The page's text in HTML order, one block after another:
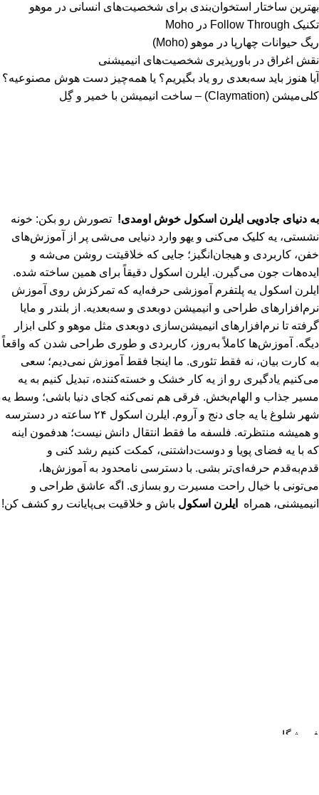
بهترین ساختار استخوان‌بندی برای شخصیت‌های انسانی در موهو
تکنیک Follow Through در Moho
ریگ حیوانات چهارپا در موهو (Moho)
نقش اغراق در باورپذیری شخصیت‌های انیمیشنی
آیا هنوز باید سه‌بعدی‌ رو یاد بگیریم؟ یا همه‌چیز دست هوش مصنوعیه؟
کلی‌میشن (Claymation) – ساخت انیمیشن با خمیر و گِل
به دنیای جادویی ایلرن اسکول خوش اومدی! تصورش رو بکن: خونه
نشستی، یه کلیک می‌کنی و یهو وارد دنیایی می‌شی پر از آموزش‌های
خفن، کاربردی و هیجان‌انگیز؛ جایی که خلاقیتت روشن می‌شه و
ایده‌هات جون می‌گیرن. ایلرن اسکول دقیقاً برای همین ساخته شده.
ایلرن اسکول یه پلتفرم آموزشی حرفه‌ایه که تمرکزش روی آموزش
نرم‌افزارهای طراحی و انیمیشن دو‌بعدی و سه‌بعدیه. از بلندر و مایا
گرفته تا نرم‌افزارهای انیمیشن‌سازی دوبعدی مثل موهو و کلی ابزار
دیگه. آموزش‌ها کاملاً به‌روز، کاربردی و طوری طراحی شدن که واقعاً
به کارت بیان، نه فقط تئوری. ما اینجا فقط آموزش نمی‌دیم؛ سعی
می‌کنیم یادگیری رو از یه کار خشک و خسته‌کننده، تبدیل کنیم به یه
مسیر جذاب و الهام‌بخش. فرقی هم نمی‌کنه کجای دنیا باشی؛ وسط یه
شهر شلوغ یا یه جای دنج و آروم. ایلرن اسکول ۲۴ ساعته در دسترسه
و همیشه منتظرته. فلسفه ما فقط انتقال دانش نیست؛ هدفمون اینه
که با یه فضای پویا و دوست‌داشتنی، کمکت کنیم رشد کنی و
قدم‌به‌قدم حرفه‌ای‌تر بشی. با دسترسی نامحدود به آموزش‌ها،
می‌تونی با خیال راحت مسیرت رو بسازی. اگه عاشق طراحی و
انیمیشنی، همراه
ایلرن اسکول باش و خلاقیت بی‌پایانت رو کشف کن!
فروشگاه